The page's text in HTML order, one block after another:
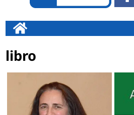
libro